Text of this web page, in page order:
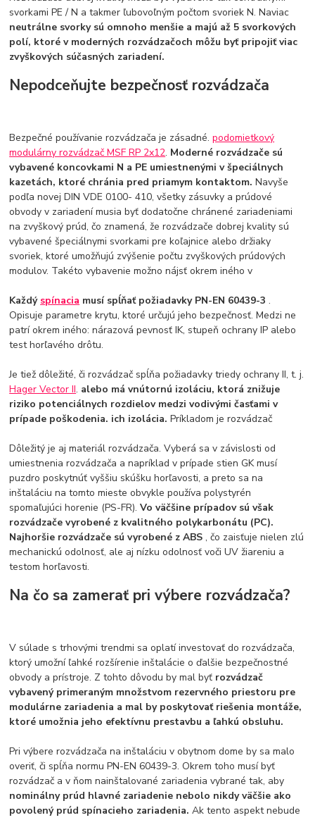
svorkami PE / N a takmer ľubovoľným počtom svoriek N. Naviac
neutrálne svorky sú omnoho menšie a majú až 5 svorkových
polí, ktoré v moderných rozvádzačoch môžu byť pripojiť viac
zvyškových súčasných zariadení.
Nepodceňujte bezpečnosť rozvádzača
Bezpečné používanie rozvádzača je zásadné.podomietkový
modulárny rozvádzač MSF RP 2x12. Moderné rozvádzače sú
vybavené koncovkami N a PE umiestnenými v špeciálnych
kazetách, ktoré chránia pred priamym kontaktom.Navyše
podľa novej DIN VDE 0100- 410, všetky zásuvky a prúdové
obvody v zariadení musia byť dodatočne chránené zariadeniami
na zvyškový prúd, čo znamená, že rozvádzače dobrej kvality sú
vybavené špeciálnymi svorkami pre koľajnice alebo držiaky
svoriek, ktoré umožňujú zvýšenie počtu zvyškových prúdových
modulov. Takéto vybavenie možno nájsť okrem iného v
Každý spínacia musí spĺňať požiadavky PN-EN 60439-3.
Opisuje parametre krytu, ktoré určujú jeho bezpečnosť. Medzi ne
patrí okrem iného: nárazová pevnosť IK, stupeň ochrany IP alebo
test horľavého drôtu.
Je tiež dôležité, či rozvádzač spĺňa požiadavky triedy ochrany II, t. j.
Hager Vector II. alebo má vnútornú izoláciu, ktorá znižuje
riziko potenciálnych rozdielov medzi vodivými časťami v
prípade poškodenia. ich izolácia.Príkladom je rozvádzač
Dôležitý je aj materiál rozvádzača. Vyberá sa v závislosti od
umiestnenia rozvádzača a napríklad v prípade stien GK musí
puzdro poskytnúť vyššiu skúšku horľavosti, a preto sa na
inštaláciu na tomto mieste obvykle používa polystyrén
spomaľujúci horenie (PS-FR).Vo väčšine prípadov sú však
rozvádzače vyrobené z kvalitného polykarbonátu (PC).
Najhoršie rozvádzače sú vyrobené z ABS, čo zaisťuje nielen zlú
mechanickú odolnosť, ale aj nízku odolnosť voči UV žiareniu a
testom horľavosti.
Na čo sa zamerať pri výbere rozvádzača?
V súlade s trhovými trendmi sa oplatí investovať do rozvádzača,
ktorý umožní ľahké rozšírenie inštalácie o ďalšie bezpečnostné
obvody a prístroje. Z tohto dôvodu by mal byť rozvádzač
vybavený primeraným množstvom rezervného priestoru pre
modulárne zariadenia a mal by poskytovať riešenia montáže,
ktoré umožnia jeho efektívnu prestavbu a ľahkú obsluhu.
Pri výbere rozvádzača na inštaláciu v obytnom dome by sa malo
overiť, či spĺňa normu PN-EN 60439-3. Okrem toho musí byť
rozvádzač a v ňom nainštalované zariadenia vybrané tak, aby
nominálny prúd hlavné zariadenie nebolo nikdy väčšie ako
povolený prúd spínacieho zariadenia.Ak tento aspekt nebude